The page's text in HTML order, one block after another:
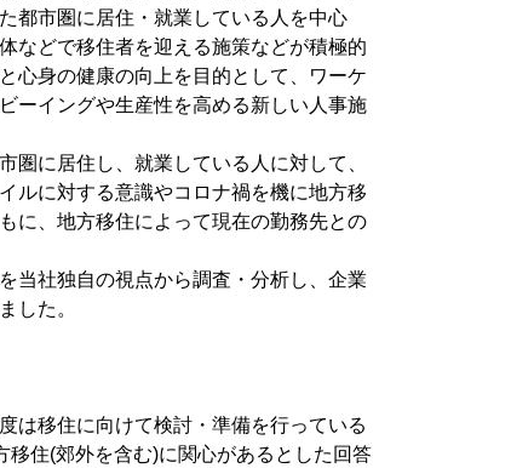
都市圏に居住・就業している人を中心
などで移住者を迎える施策などが積極的
心身の健康の向上を目的として、ワーケ
ーイングや生産性を高める新しい人事施
圏に居住し、就業している人に対して、
ルに対する意識やコロナ禍を機に地方移
に、地方移住によって現在の勤務先との
当社独自の視点から調査・分析し、企業
した。
は移住に向けて検討・準備を行っている
住(郊外を含む)に関心があるとした回答